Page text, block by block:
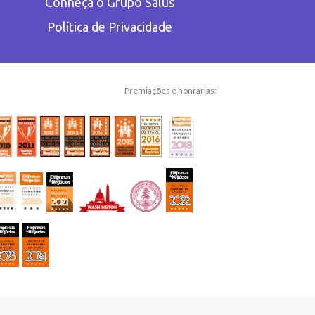
Política de Privacidade
Premiações e honrarias: